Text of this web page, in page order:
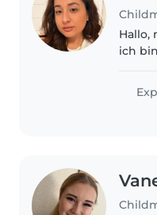
Hallo,
ich
nach